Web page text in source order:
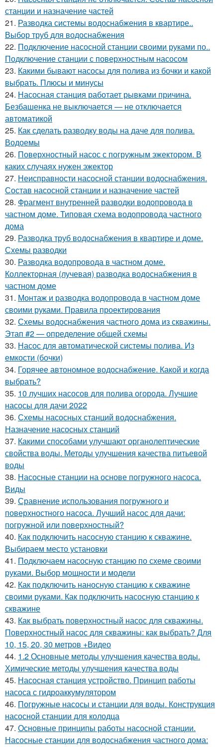
станции и назначение частей
21. Разводка системы водоснабжения в квартире..
Выбор труб для водоснабжения
22. Подключение насосной станции своими руками по..
Подключение станции с поверхностным насосом
23. Какими бывают насосы для полива из бочки и какой
выбрать. Плюсы и минусы
24. Насосная станция работает рывками причина.
Безбашенка не выключается — не отключается
автоматикой
25. Как сделать разводку воды на даче для полива.
Водоемы
26. Поверхностный насос с погружным эжектором. В
каких случаях нужен эжектор
27. Неисправности насосной станции водоснабжения.
Состав насосной станции и назначение частей
28. Фрагмент внутренней разводки водопровода в
частном доме. Типовая схема водопровода частного
дома
29. Разводка труб водоснабжения в квартире и доме.
Схемы разводки
30. Разводка водопровода в частном доме.
Коллекторная (лучевая) разводка водоснабжения в
частном доме
31. Монтаж и разводка водопровода в частном доме
своими руками. Правила проектирования
32. Схемы водоснабжения частного дома из скважины.
Этап #2 — определение общей схемы
33. Насос для автоматической системы полива. Из
емкости (бочки)
34. Горячее автономное водоснабжение. Какой и когда
выбрать?
35. 10 лучших насосов для полива огорода. Лучшие
насосы для дачи 2022
36. Схемы насосных станций водоснабжения.
Назначение насосных станций
37. Какими способами улучшают органолептические
свойства воды. Методы улучшения качества питьевой
воды
38. Насосные станции на основе погружного насоса.
Виды
39. Сравнение использования погружного и
поверхностного насоса. Лучший насос для дачи:
погружной или поверхностный?
40. Как подключить насосную станцию к скважине.
Выбираем место установки
41. Подключаем насосную станцию по схеме своими
руками. Выбор мощности и модели
42. Как подключить наносную станцию к скважине
своими руками. Как подключить насосную станцию к
скважине
43. Как выбрать поверхностный насос для скважины.
Поверхностный насос для скважины: как выбрать? Для
10, 15, 20, 30 метров +Видео
44. 1.2 Основные методы улучшения качества воды.
Химические методы улучшения качества воды
45. Насосная станция устройство. Принцип работы
насоса с гидроаккумулятором
46. Погружные насосы и станции для воды. Конструкция
насосной станции для колодца
47. Основные принципы работы насосной станции.
Насосные станции для водоснабжения частного дома: